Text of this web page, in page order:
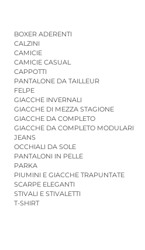
BOXER ADERENTI
CALZINI
CAMICIE
CAMICIE CASUAL
CAPPOTTI
PANTALONE DA TAILLEUR
FELPE
GIACCHE INVERNALI
GIACCHE DI MEZZA STAGIONE
GIACCHE DA COMPLETO
GIACCHE DA COMPLETO MODULARI
JEANS
OCCHIALI DA SOLE
PANTALONI IN PELLE
PARKA
PIUMINI E GIACCHE TRAPUNTATE
SCARPE ELEGANTI
STIVALI E STIVALETTI
T-SHIRT